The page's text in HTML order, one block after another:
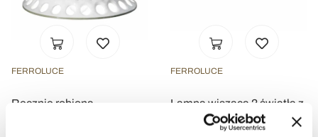
FERROLUCE
Ręcznie robiona
FERROLUCE
Lampa wisząca 2 światła z
ręcznie robionej ceramiki z